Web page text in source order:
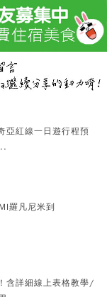
亞紅線一日遊行程預
羅凡尼米到
含詳細線上表格教學/